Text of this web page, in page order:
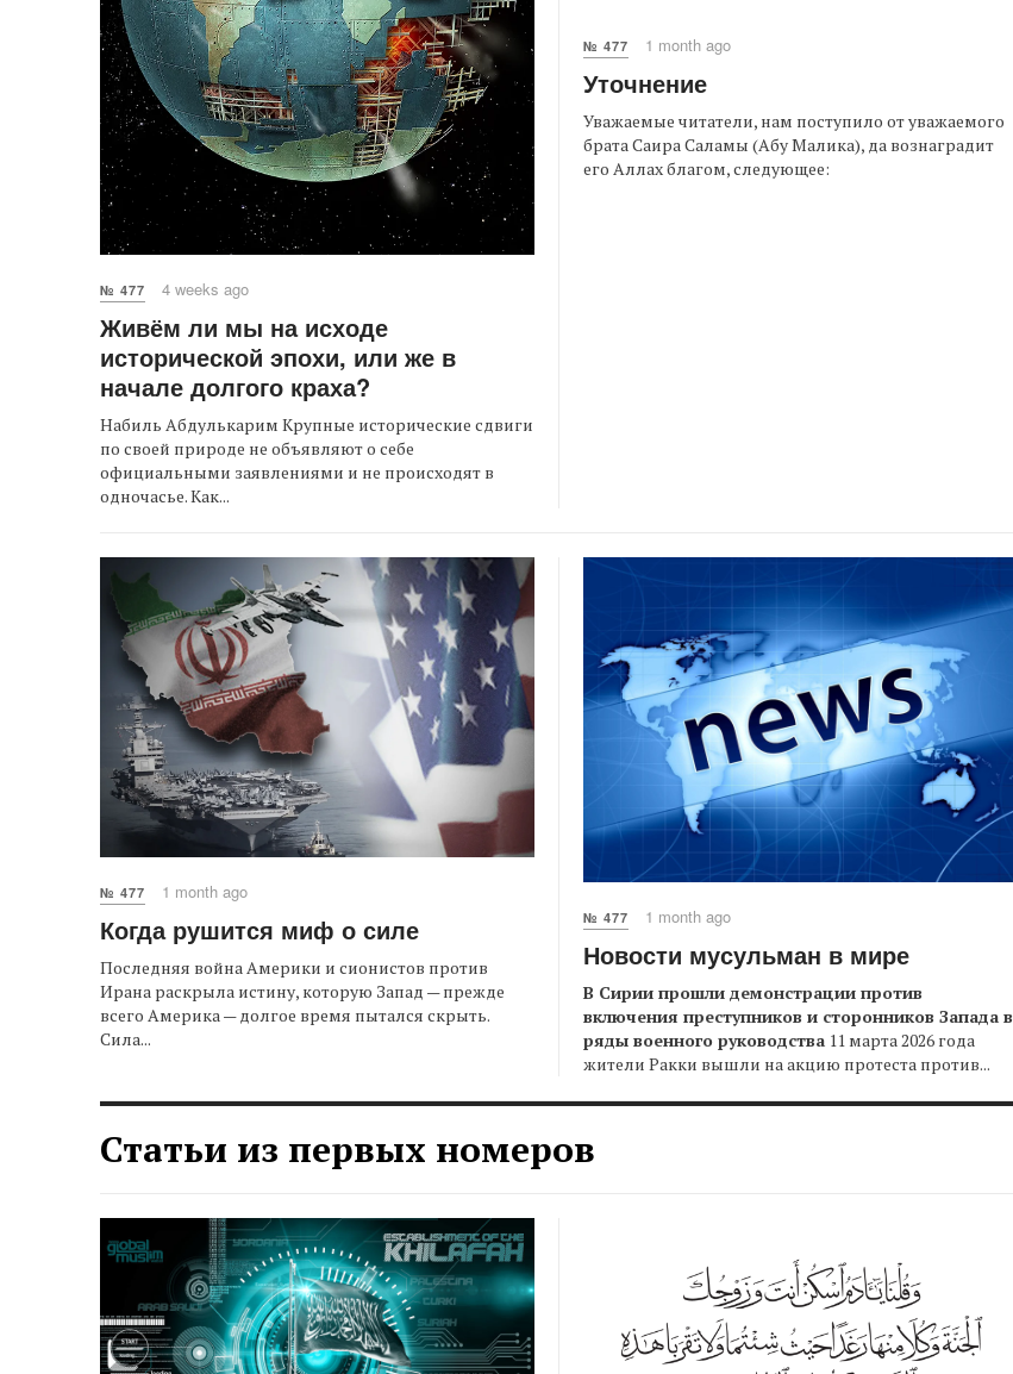
№ 477 4 weeks ago
Живём ли мы на исходе
исторической эпохи, или же в
начале долгого краха?
Набиль Абдулькарим Крупные исторические сдвиги
по своей природе не объявляют о себе
официальными заявлениями и не происходят в
одночасье. Как...
№ 477 1 month ago
Уточнение
Уважаемые читатели, нам поступило от уважаемого
брата Саира Саламы (Абу Малика), да вознаградит
его Аллах благом, следующее:
№ 477 1 month ago
Когда рушится миф о силе
Последняя война Америки и сионистов против
Ирана раскрыла истину, которую Запад — прежде
всего Америка — долгое время пытался скрыть.
Сила...
№ 477 1 month ago
Новости мусульман в мире
В Сирии прошли демонстрации против
включения преступников и сторонников Запада в
ряды военного руководства 11 марта 2026 года
жители Ракки вышли на акцию протеста против...
Статьи из первых номеров